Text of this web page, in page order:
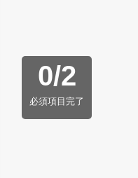
0/2
必須項目完了